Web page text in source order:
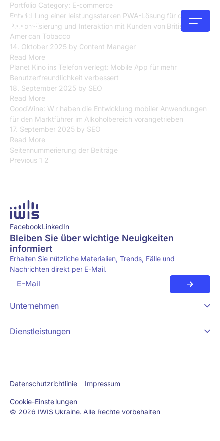
Portfolio Category: E-commerce
Entwicklung einer leistungsstarken PWA-Lösung für die
Personalisierung und Interaktion mit Kunden von British
American Tobacco
14. Oktober 2025 by Content Manager
Read More
Planet Kino ins Telefon verlegt: Mobile App für mehr
Benutzerfreundlichkeit verbessert
18. September 2025 by SEO
Read More
GoodWine: Wir haben die Entwicklung mobiler Anwendungen
für den Marktführer im Alkoholbereich vorangetrieben
17. September 2025 by SEO
Read More
Seitennummerierung der Beiträge
Previous 1 2
FacebookLinkedIn
Bleiben Sie über wichtige Neuigkeiten
informiert
Erhalten Sie nützliche Materialien, Trends, Fälle und
Nachrichten direkt per E-Mail.
Unternehmen
Dienstleistungen
© 2026 IWIS Ukraine. Alle Rechte vorbehalten
Datenschutzrichtlinie Impressum
Cookie-Einstellungen